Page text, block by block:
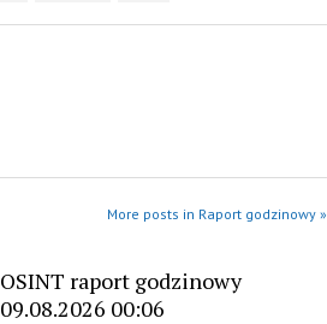
More posts in Raport godzinowy »
OSINT raport godzinowy
09.08.2026 00:06